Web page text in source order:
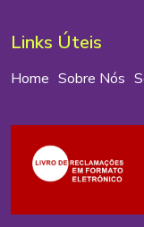
Links Úteis
Home Sobre Nós